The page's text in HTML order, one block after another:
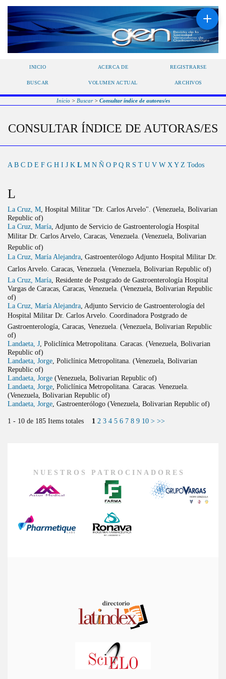
INICIO ACERCA DE REGISTRARSE
BUSCAR VOLUMEN ACTUAL ARCHIVOS
Inicio> Buscar> Consultar índice de autoras/es
CONSULTAR ÍNDICE DE AUTORAS/ES
A B C D E F G H I J K L M N Ñ O P Q R S T U V W XY Z Todos
L
La Cruz, M , Hospital Militar "Dr. Carlos Arvelo". (Venezuela, Bolivarian
Republic of)
La Cruz, María , Adjunto de Servicio de Gastroenterología Hospital
Militar Dr. Carlos Arvelo, Caracas, Venezuela. (Venezuela, Bolivarian
Republic of)
La Cruz, María Alejandra , Gastroenterólogo Adjunto Hospital Militar Dr.
Carlos Arvelo. Caracas, Venezuela. (Venezuela, Bolivarian Republic of)
La Cruz, María , Residente de Postgrado de Gastroenterología Hospital
Vargas de Caracas, Caracas, Venezuela. (Venezuela, Bolivarian Republic
of)
La Cruz, María Alejandra , Adjunto Servicio de Gastroenterología del
Hospital Militar Dr. Carlos Arvelo. Coordinadora Postgrado de
Gastroenterología, Caracas, Venezuela. (Venezuela, Bolivarian Republic
of)
Landaeta, J , Policlínica Metropolitana. Caracas. (Venezuela, Bolivarian
Republic of)
Landaeta, Jorge , Policlínica Metropolitana. (Venezuela, Bolivarian
Republic of)
Landaeta, Jorge (Venezuela, Bolivarian Republic of)
Landaeta, Jorge , Policlínica Metropolitana. Caracas. Venezuela.
(Venezuela, Bolivarian Republic of)
Landaeta, Jorge , Gastroenterólogo (Venezuela, Bolivarian Republic of)
1 - 10 de 185 Items totales 1 2 3 4 5 6 7 8 9 10 > >>
NUESTROS PATROCINADORES